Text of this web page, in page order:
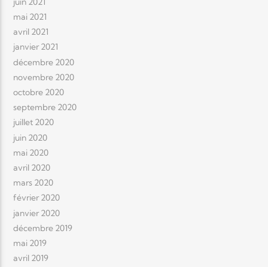
mai 2021
avril 2021
janvier 2021
décembre 2020
novembre 2020
octobre 2020
septembre 2020
juillet 2020
juin 2020
mai 2020
avril 2020
mars 2020
février 2020
janvier 2020
décembre 2019
mai 2019
avril 2019